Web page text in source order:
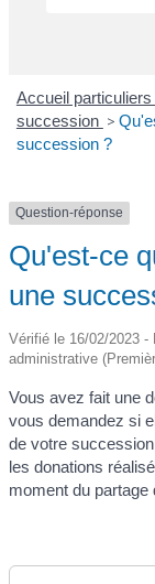
Accueil particuliers
succession >
succession ?
Question-réponse
Qu'est-ce
une
Vérifié le 16/02/2023 -
administrative
Vous avez fait une
vous demandez si
de votre
les donations
moment du